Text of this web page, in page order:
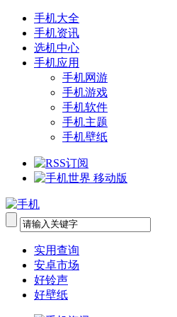
手机大全
手机资讯
选机中心
手机应用
手机网游
手机游戏
手机软件
手机主题
手机壁纸
实用查询
安卓市场
好铃声
好壁纸